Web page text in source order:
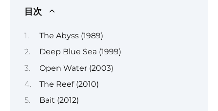
目次
The Abyss (1989)
Deep Blue Sea (1999)
Open Water (2003)
The Reef (2010)
Bait (2012)